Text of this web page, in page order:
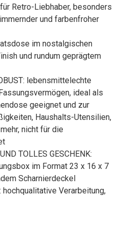
für Retro-Liebhaber, besonders
und farbenfroher
im nostalgischen
und rundum geprägtem
lebensmittelechte
ideal als
geeignet und zur
Haushalts-Utensilien,
nicht für die
TOLLES GESCHENK:
im Format 23 x 16 x 7
Scharnierdeckel
hochqualitative Verarbeitung,